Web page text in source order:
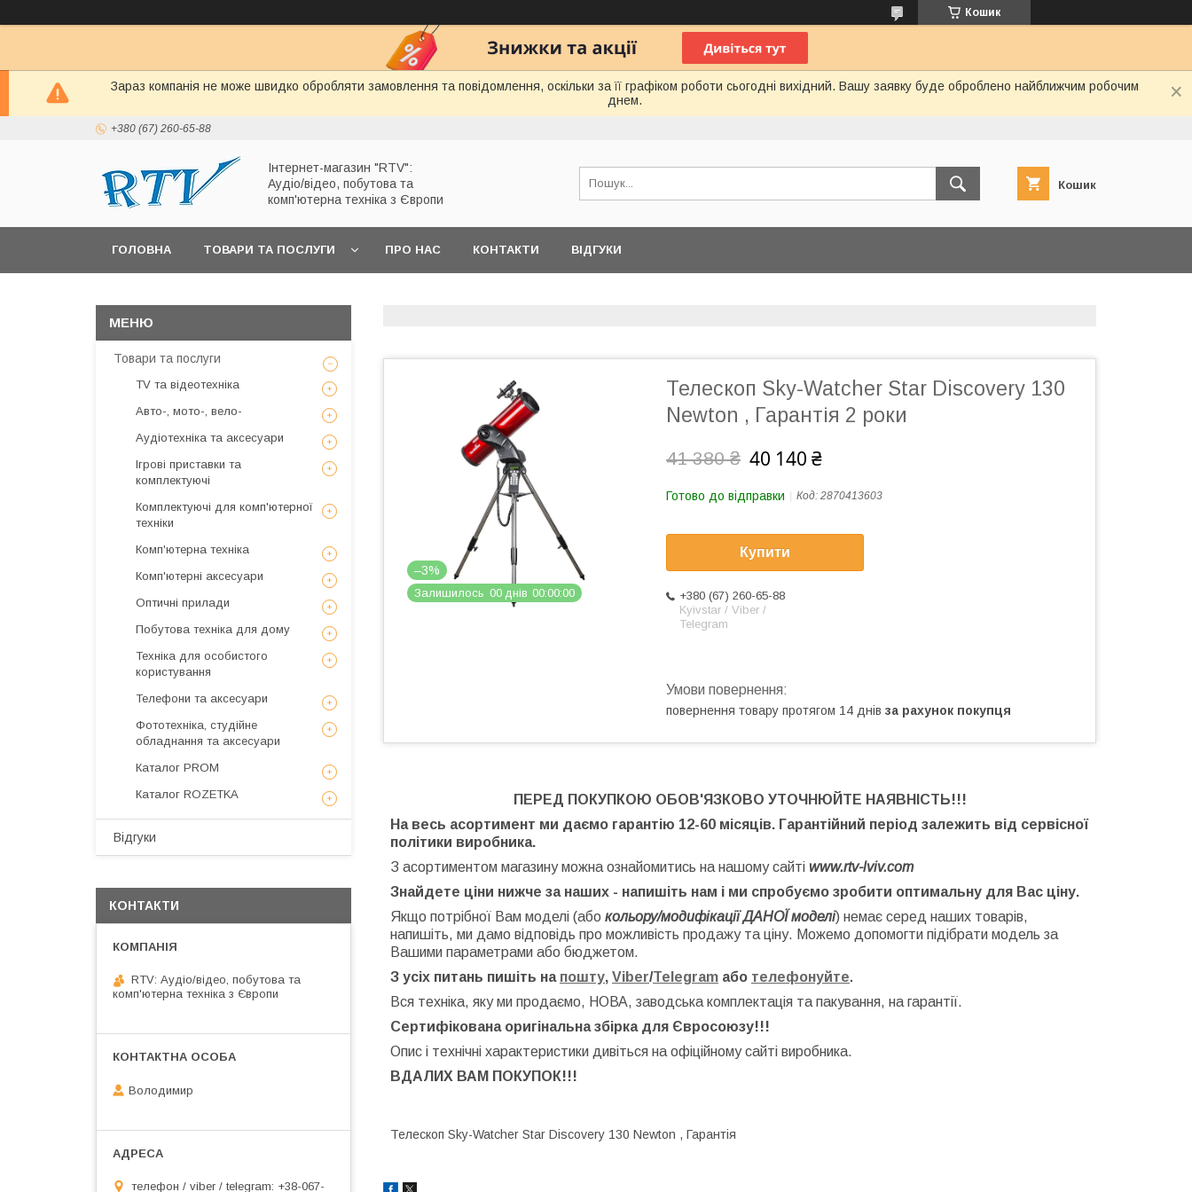
Кошик
Зараз компанія не може швидко обробляти замовлення та повідомлення, оскільки за її графіком роботи сьогодні вихідний. Вашу заявку буде оброблено найближчим робочим
днем.
+380 (67) 260-65-88
Інтернет-магазин "RTV":
Аудіо/відео, побутова та
комп'ютерна техніка з Європи
Кошик
ГОЛОВНА ТОВАРИ ТА ПОСЛУГИ ПРО НАС КОНТАКТИ ВІДГУКИ
–3%
Залишилось 00 днів 00 00 00
Телескоп Sky-Watcher Star Discovery 130
Newton , Гарантія 2 роки
41 380 ₴ 40 140 ₴
Готово до відправки Код: 2870413603
Купити
+380 (67) 260-65-88
Kyivstar / Viber /
Telegram
повернення товару протягом 14 днів за рахунок покупця
ПЕРЕД ПОКУПКОЮ ОБОВ'ЯЗКОВО УТОЧНЮЙТЕ НАЯВНІСТЬ!!!
На весь асортимент ми даємо гарантію 12-60 місяців. Гарантійний період залежить від сервісної
політики виробника.
З асортиментом магазину можна ознайомитись на нашому сайті www.rtv-lviv.com
Знайдете ціни нижче за наших - напишіть нам і ми спробуємо зробити оптимальну для Вас ціну.
Якщо потрібної Вам моделі (або кольору/модифікації ДАНОЇ моделі) немає серед наших товарів,
напишіть, ми дамо відповідь про можливість продажу та ціну. Можемо допомогти підібрати модель за
Вашими параметрами або бюджетом.
З усіх питань пишіть на пошту, Viber/Telegram або телефонуйте.
Вся техніка, яку ми продаємо, НОВА, заводська комплектація та пакування, на гарантії.
Сертифікована оригінальна збірка для Євросоюзу!!!
Опис і технічні характеристики дивіться на офіційному сайті виробника.
ВДАЛИХ ВАМ ПОКУПОК!!!
Телескоп Sky-Watcher Star Discovery 130 Newton , Гарантія
Товари та послуги
TV та відеотехніка
Авто-, мото-, вело-
Аудіотехніка та аксесуари
Ігрові приставки та
комплектуючі
Комплектуючі для комп'ютерної
техніки
Комп'ютерна техніка
Комп'ютерні аксесуари
Оптичні прилади
Побутова техніка для дому
Техніка для особистого
користування
Телефони та аксесуари
Фототехніка, студійне
обладнання та аксесуари
Каталог PROM
Каталог ROZETKA
Відгуки
КОНТАКТИ
RTV: Аудіо/відео, побутова та
комп'ютерна техніка з Європи
Володимир
телефон / viber / telegram: +38-067-